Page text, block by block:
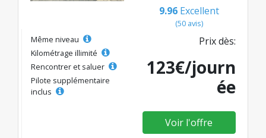
9.96 Excellent
(50 avis)
Même niveau
Kilométrage illimité
Rencontrer et saluer
Pilote supplémentaire
inclus
Prix dès:
123€/journ
ée
Voir l'offre